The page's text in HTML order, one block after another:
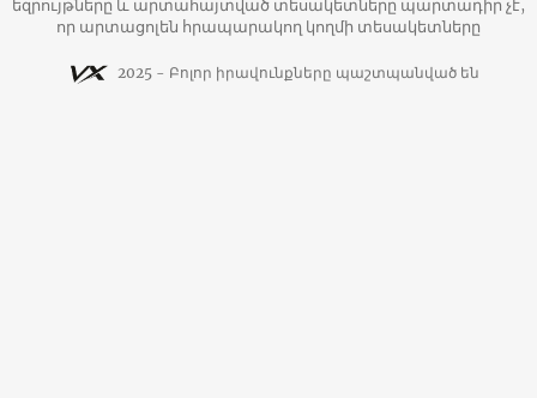
եզրույթները և արտահայտված տեսակետները պարտադիր չէ,
որ արտացոլեն հրապարակող կողմի տեսակետները
2025 - Բոլոր իրավունքները պաշտպանված են